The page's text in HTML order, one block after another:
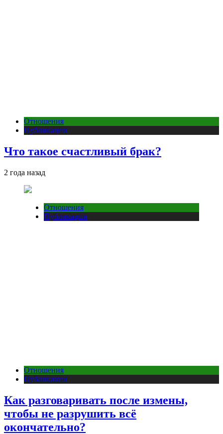
Отношения
Публикации
Что такое счастливый брак?
2 года назад
Отношения
Публикации
Отношения
Публикации
Как разговаривать после измены,
чтобы не разрушить всё
окончательно?